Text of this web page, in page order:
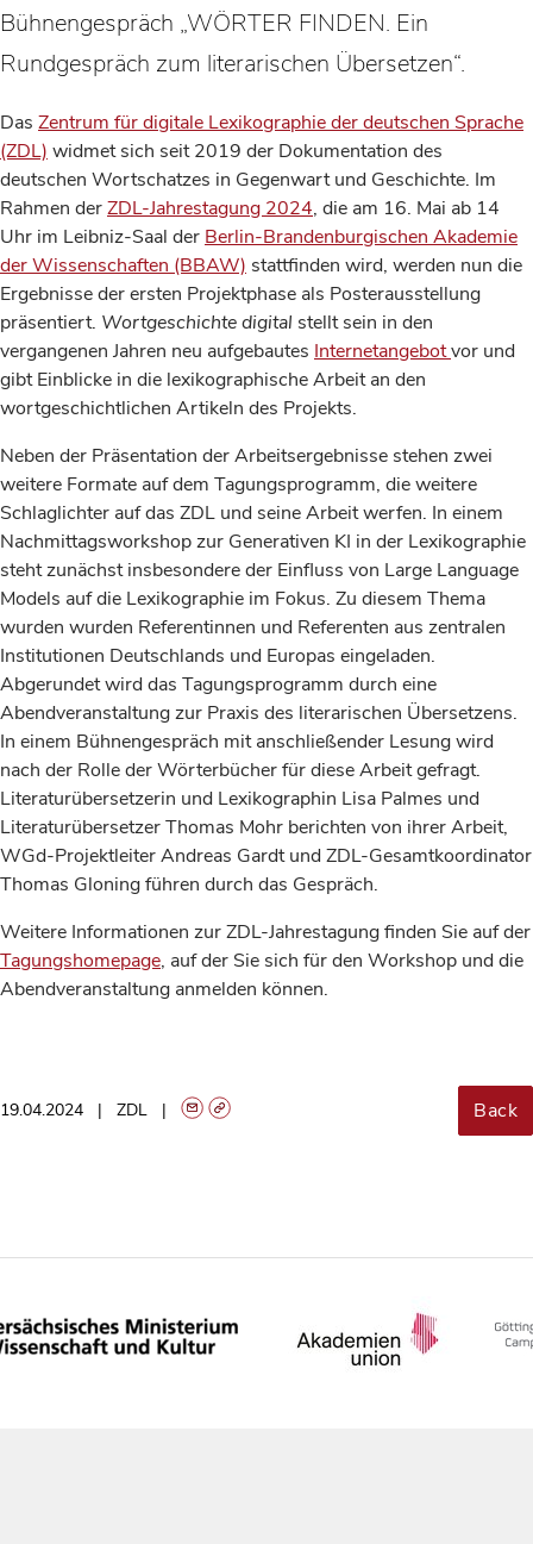
Bühnengespräch „WÖRTER FINDEN. Ein
Rundgespräch zum literarischen Übersetzen“.
Das Zentrum für digitale Lexikographie der deutschen Sprache
(ZDL) widmet sich seit 2019 der Dokumentation des
deutschen Wortschatzes in Gegenwart und Geschichte. Im
Rahmen derZDL-Jahrestagung 2024, die am 16. Mai ab 14
Uhr im Leibniz-Saal der Berlin-Brandenburgischen Akademie
der Wissenschaften (BBAW) stattfinden wird, werden nun die
Ergebnisse der ersten Projektphase als Posterausstellung
präsentiert. Wortgeschichte digital stellt sein in den
vergangenen Jahren neu aufgebautes Internetangebotvor und
gibt Einblicke in die lexikographische Arbeit an den
wortgeschichtlichen Artikeln des Projekts.
Neben der Präsentation der Arbeitsergebnisse stehen zwei
weitere Formate auf dem Tagungsprogramm, die weitere
Schlaglichter auf das ZDL und seine Arbeit werfen. In einem
Nachmittagsworkshop zur Generativen KI in der Lexikographie
steht zunächst insbesondere der Einfluss von Large Language
Models auf die Lexikographie im Fokus. Zu diesem Thema
wurden wurden Referentinnen und Referenten aus zentralen
Institutionen Deutschlands und Europas eingeladen.
Abgerundet wird das Tagungsprogramm durch eine
Abendveranstaltung zur Praxis des literarischen Übersetzens.
In einem Bühnengespräch mit anschließender Lesung wird
nach der Rolle der Wörterbücher für diese Arbeit gefragt.
Literaturübersetzerin und Lexikographin Lisa Palmes und
Literaturübersetzer Thomas Mohr berichten von ihrer Arbeit,
WGd-Projektleiter Andreas Gardt und ZDL-Gesamtkoordinator
Thomas Gloning führen durch das Gespräch.
Weitere Informationen zur ZDL-Jahrestagung finden Sie auf der
Tagungshomepage, auf der Sie sich für den Workshop und die
Abendveranstaltung anmelden können.
19.04.2024 ZDL Back